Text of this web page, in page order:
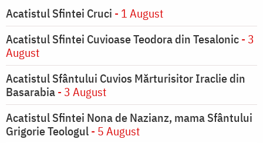
Acatistul Sfintei Cruci - 1 August
Acatistul Sfintei Cuvioase Teodora din Tesalonic- 3
August
Acatistul Sfântului Cuvios Mărturisitor Iraclie din
Basarabia- 3 August
Acatistul Sfintei Nona de Nazianz, mama Sfântului
Grigorie Teologul- 5 August